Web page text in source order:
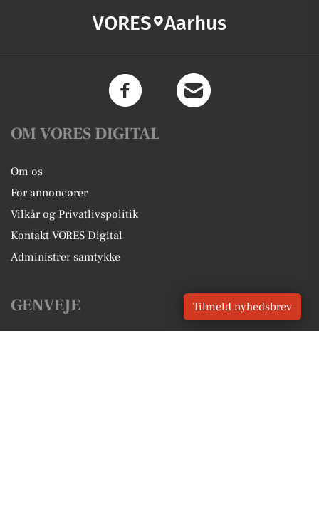
VORES Aarhus
OM VORES DIGITAL
Om os
For annoncører
Vilkår og Privatlivspolitik
Kontakt VORES Digital
Administrer samtykke
GENVEJE Tilmeld nyhedsbrev